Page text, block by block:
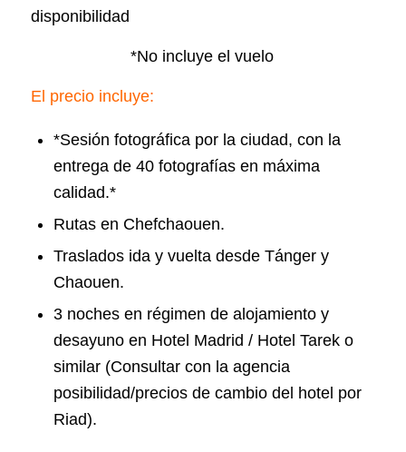
disponibilidad
*No incluye el vuelo
El precio incluye:
*Sesión fotográfica por la ciudad, con la
entrega de 40 fotografías en máxima
calidad.*
Rutas en Chefchaouen.
Traslados ida y vuelta desde Tánger y
Chaouen.
3 noches en régimen de alojamiento y
desayuno en Hotel Madrid / Hotel Tarek o
similar (Consultar con la agencia
posibilidad/precios de cambio del hotel por
Riad).